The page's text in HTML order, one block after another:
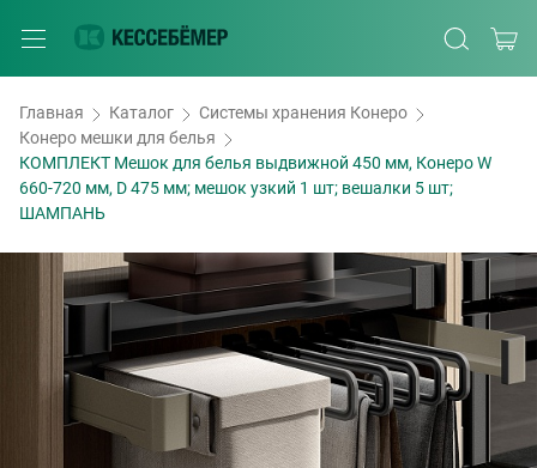
Главная Каталог
Системы хранения Конеро
Конеро мешки для белья
КОМПЛЕКТ Мешок для белья выдвижной 450 мм, Конеро W
660-720 мм, D 475 мм; мешок узкий 1 шт; вешалки 5 шт;
ШАМПАНЬ